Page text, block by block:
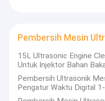
Berita
Pembersih Bagian
Pembersih Mesin
15L Ultrasonic Engine
Untuk Injektor Bahan
Pembersih Ultrasonik
Pengatur Waktu Digital
Ultrasonik Bagian Pembersih
Pembersih Karbohidrat
Pembersih Ultrasonik Industri
Pembersih Ultrasonik
Mesin pembersih perhiasan
Pembersih Ultrasonik Gigi